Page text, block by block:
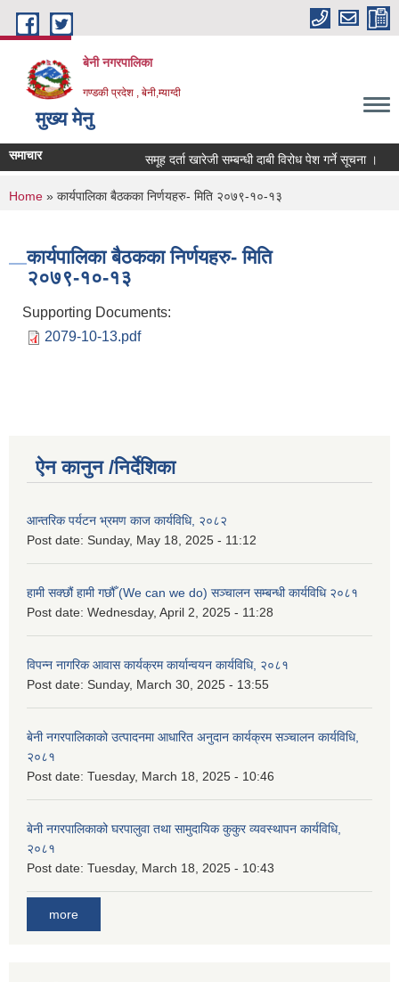
Skip to main content
बेनी नगरपालिका
गण्डकी प्रदेश , बेनी,म्याग्दी
मुख्य मेनु
समाचार समूह दर्ता खारेजी सम्बन्धी दाबी विरोध पेश गर्ने सूचना ।
You are here
Home » कार्यपालिका बैठकका निर्णयहरु- मिति २०७९-१०-१३
कार्यपालिका बैठकका निर्णयहरु- मिति
२०७९-१०-१३
Supporting Documents:
2079-10-13.pdf
ऐन कानुन /निर्देशिका
आन्तरिक पर्यटन भ्रमण काज कार्यविधि, २०८२
Post date: Sunday, May 18, 2025 - 11:12
हामी सक्छौं हामी गछौँ (We can we do) सञ्चालन सम्बन्धी कार्यविधि २०८१
Post date: Wednesday, April 2, 2025 - 11:28
विपन्न नागरिक आवास कार्यक्रम कार्यान्वयन कार्यविधि, २०८१
Post date: Sunday, March 30, 2025 - 13:55
बेनी नगरपालिकाको उत्पादनमा आधारित अनुदान कार्यक्रम सञ्‍चालन कार्यविधि,
२०८१
Post date: Tuesday, March 18, 2025 - 10:46
बेनी नगरपालिकाको घरपालुवा तथा सामुदायिक कुकुर व्यवस्थापन कार्यविधि,
२०८१
Post date: Tuesday, March 18, 2025 - 10:43
more